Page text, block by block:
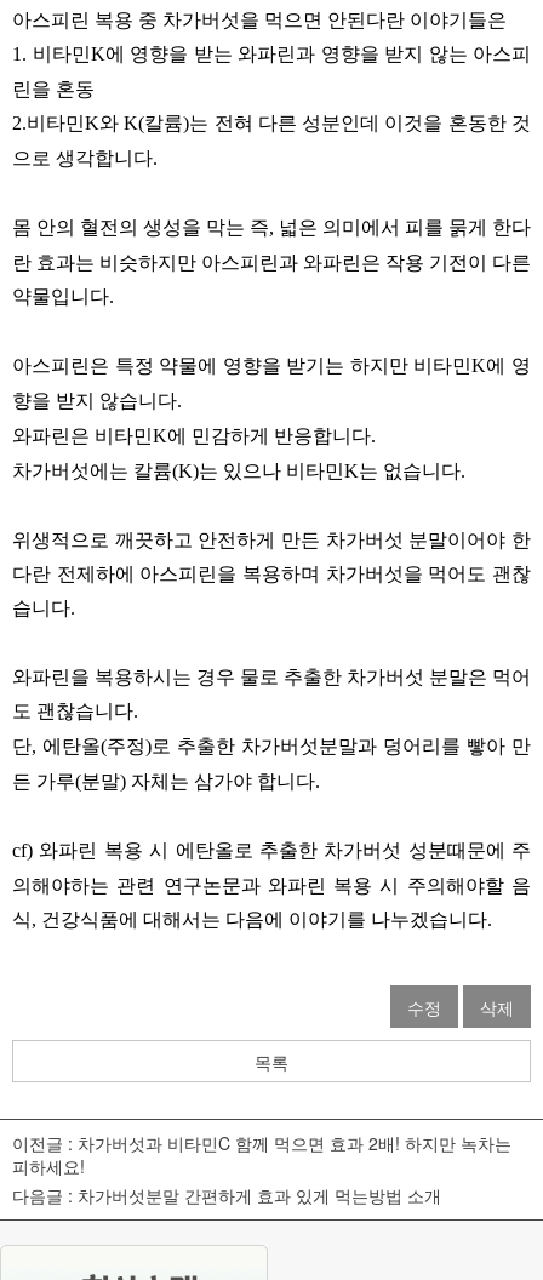
아스피린 복용 중 차가버섯을 먹으면 안된다란 이야기들은
1. 비타민K에 영향을 받는 와파린과 영향을 받지 않는 아스피
린을 혼동
2.비타민K와K(칼륨)는 전혀 다른 성분인데 이것을 혼동한 것
으로 생각합니다.
몸 안의 혈전의 생성을 막는 즉, 넓은 의미에서 피를 묽게 한다
란 효과는 비슷하지만 아스피린과 와파린은 작용 기전이 다른
약물입니다.
아스피린은 특정 약물에 영향을 받기는 하지만 비타민K에 영
향을 받지 않습니다.
와파린은 비타민K에 민감하게 반응합니다.
차가버섯에는 칼륨(K)는 있으나 비타민K는 없습니다.
위생적으로 깨끗하고 안전하게 만든 차가버섯 분말이어야 한
다란 전제하에 아스피린을 복용하며 차가버섯을 먹어도 괜찮
습니다.
와파린을 복용하시는 경우 물로 추출한 차가버섯 분말은 먹어
도 괜찮습니다.
단, 에탄올(주정)로 추출한 차가버섯분말과 덩어리를 빻아 만
든 가루(분말) 자체는 삼가야 합니다.
cf)와파린 복용 시 에탄올로 추출한 차가버섯 성분때문에 주
의해야하는 관련 연구논문과 와파린 복용 시 주의해야할 음
식, 건강식품에 대해서는 다음에 이야기를 나누겠습니다.
수정 삭제
목록
이전글 : 차가버섯과 비타민C 함께 먹으면 효과 2배! 하지만 녹차는
피하세요!
다음글 : 차가버섯분말 간편하게 효과 있게 먹는방법 소개